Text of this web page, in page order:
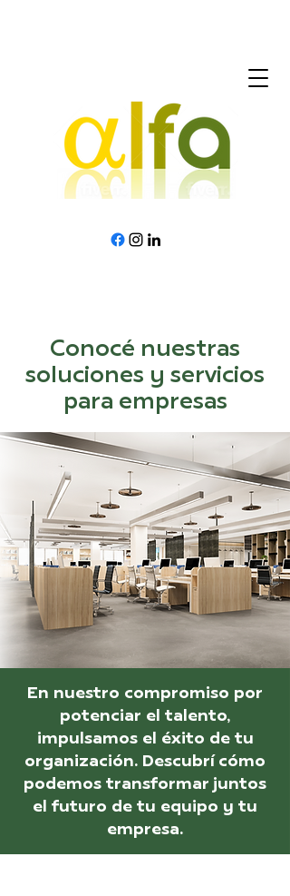
Conocé nuestras
soluciones y servicios
para empresas
En nuestro compromiso por
potenciar el talento,
impulsamos el éxito de tu
organización. Descubrí cómo
podemos transformar juntos
el futuro de tu equipo y tu
empresa.